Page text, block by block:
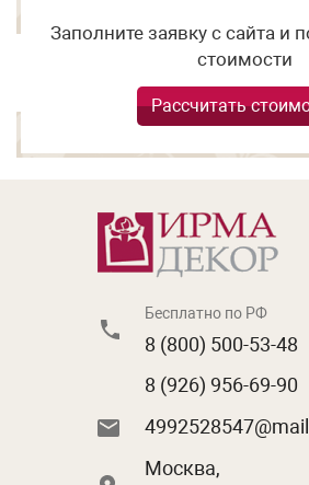
Заполните заявку с сайта и
стоимости
Рассчитать
Бесплатно по РФ
8 (800) 500-53-48
8 (926) 956-69-90
Москва,